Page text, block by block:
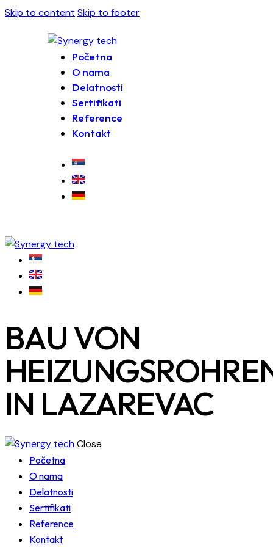
Skip to content Skip to footer
Početna
O nama
Delatnosti
Sertifikati
Reference
Kontakt
BAU VON
IN LAZAREVAC
Close
Početna
O nama
Delatnosti
Sertifikati
Reference
Kontakt